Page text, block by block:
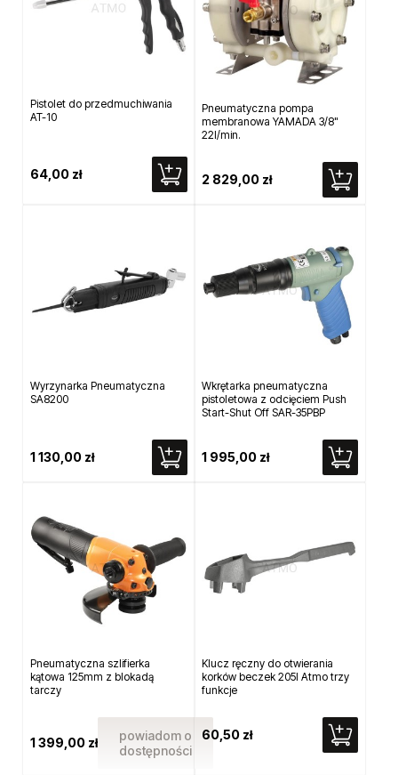
Pistolet do przedmuchiwania
AT-10
64,00 zł
Pneumatyczna pompa
membranowa YAMADA 3/8"
22l/min.
2 829,00 zł
Wyrzynarka Pneumatyczna
SA8200
1 130,00 zł
Wkrętarka pneumatyczna
pistoletowa z odcięciem Push
Start-Shut Off SAR-35PBP
1 995,00 zł
Pneumatyczna szlifierka
kątowa 125mm z blokadą
tarczy
1 399,00 zł
powiadom o
dostępności
Klucz ręczny do otwierania
korków beczek 205l Atmo trzy
funkcje
60,50 zł